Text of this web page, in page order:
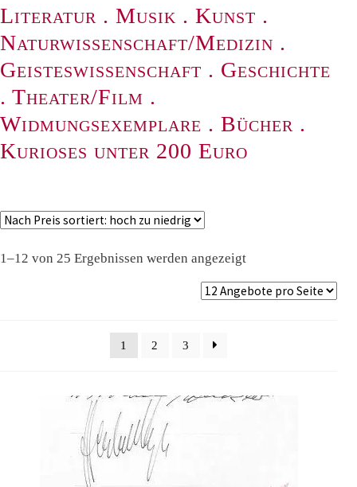
Literatur . Musik . Kunst .
Naturwissenschaft/Medizin .
Geisteswissenschaft . Geschichte
. Theater/Film .
Widmungsexemplare . Bücher .
Kurioses unter 200 Euro
1–12 von 25 Ergebnissen werden angezeigtNach
sortiert:
1 2 3